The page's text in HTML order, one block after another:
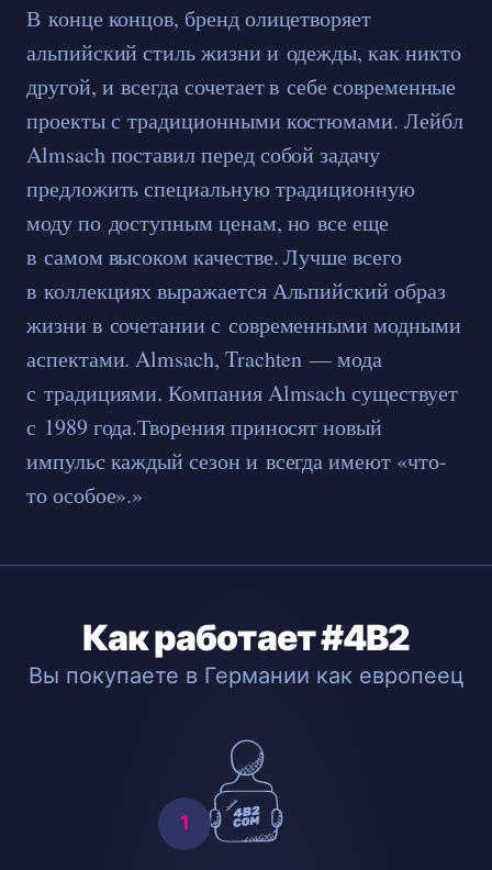
В конце концов, бренд олицетворяет
альпийский стиль жизни и одежды, как никто
другой, и всегда сочетает в себе современные
проекты с традиционными костюмами. Лейбл
Almsach поставил перед собой задачу
предложить специальную традиционную
моду по доступным ценам, но все еще
в самом высоком качестве. Лучше всего
в коллекциях выражается Альпийский образ
жизни в сочетании с современными модными
аспектами. Almsach, Trachten — мода
с традициями. Компания Almsach существует
с 1989 года.Творения приносят новый
импульс каждый сезон и всегда имеют «что-
то особое».»
Как работает #4B2
Вы покупаете в Германии как европеец